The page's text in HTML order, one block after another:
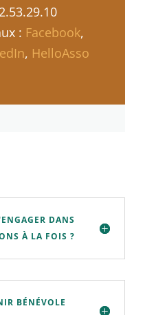
: Facebook,
, HelloAsso
DANS
À LA FOIS ?
BÉNÉVOLE